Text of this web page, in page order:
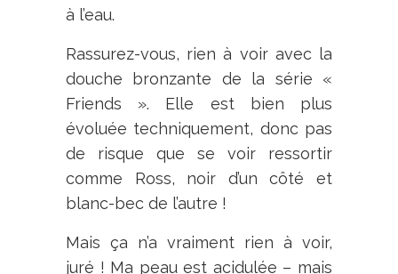
à l’eau.
Rassurez-vous, rien à voir avec la
douche bronzante de la série «
Friends ». Elle est bien plus
évoluée techniquement, donc pas
de risque que se voir ressortir
comme Ross, noir d’un côté et
blanc-bec de l’autre !
Mais ça n’a vraiment rien à voir,
juré ! Ma peau est acidulée – mais